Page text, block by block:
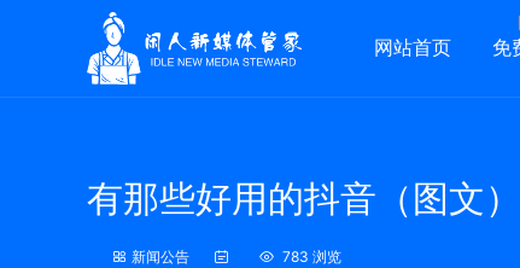
网站首页 免
有那些好用的抖音（图文
新闻公告 783 浏览